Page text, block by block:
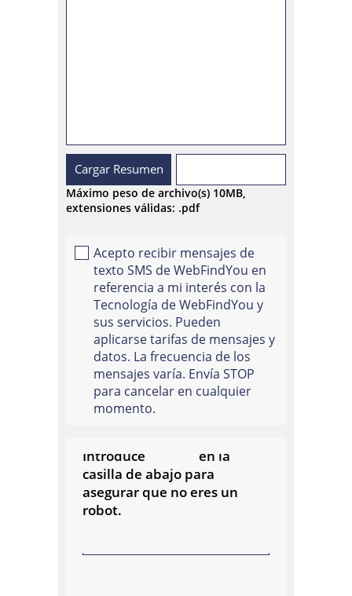
Cargar Resumen
Máximo peso de archivo(s) 10MB,
extensiones válidas: .pdf
Acepto recibir mensajes de
texto SMS de WebFindYou en
referencia a mi interés con la
Tecnología de WebFindYou y
sus servicios. Pueden
aplicarse tarifas de mensajes y
datos. La frecuencia de los
mensajes varía. Envía STOP
para cancelar en cualquier
momento.
Introduce
en la
casilla de abajo para
asegurar que no eres un
robot.